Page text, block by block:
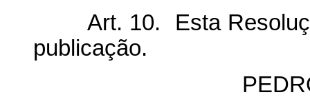
Art. 10. Esta
publicação.